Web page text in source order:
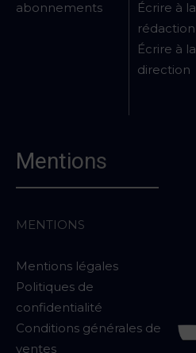
abonnements
Écrire à la
rédaction
Écrire à la
direction
Mentions
MENTIONS
Mentions légales
Politiques de
confidentialité
Conditions générales de
ventes